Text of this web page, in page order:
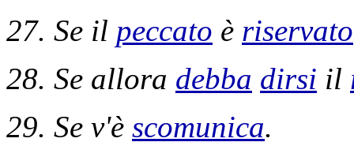
27. Se il peccato è riservato
28. Se allora debba dirsi il
29. Se v'è scomunica.